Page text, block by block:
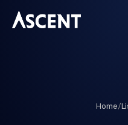
Home/